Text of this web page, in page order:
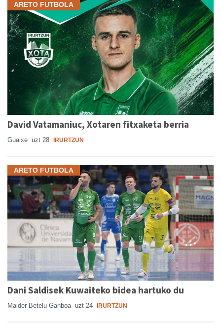
ARETO FUTBOLA
David Vatamaniuc, Xotaren fitxaketa berria
Guaixe uzt 28 IRURTZUN
ARETO FUTBOLA
Dani Saldisek Kuwaiteko bidea hartuko du
Maider Betelu Ganboa uzt 24 IRURTZUN